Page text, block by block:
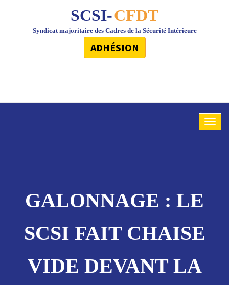
SCSI-CFDT
Syndicat majoritaire des Cadres de la Sécurité Intérieure
ADHÉSION
GALONNAGE : LE
SCSI FAIT CHAISE
VIDE DEVANT LA